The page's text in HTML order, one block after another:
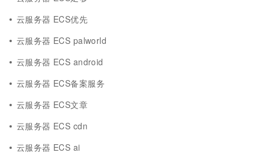
云服务器 ECS优先
云服务器 ECS palworld
云服务器 ECS android
云服务器 ECS备案服务
云服务器 ECS文章
云服务器 ECS cdn
云服务器 ECS ai